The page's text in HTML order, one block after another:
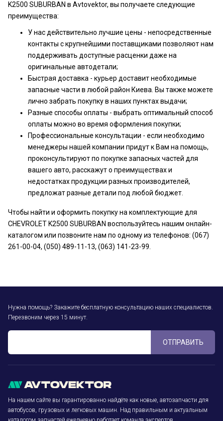
K2500 SUBURBAN в Avtovektor, вы получаете следующие
преимущества:
У нас действительно лучшие цены - непосредственные
контакты с крупнейшими поставщиками позволяют нам
поддерживать доступные расценки даже на
оригинальные автодетали;
Быстрая доставка - курьер доставит необходимые
запасные части в любой район Киева. Вы также можете
лично забрать покупку в наших пунктах выдачи;
Разные способы оплаты - выбрать оптимальный способ
оплаты можно во время оформления покупки;
Профессиональные консультации - если необходимо
менеджеры нашей компании придут к Вам на помощь,
проконсультируют по покупке запасных частей для
вашего авто, расскажут о преимуществах и
недостатках продукции разных производителей,
предложат разные детали под любой бюджет.
Чтобы найти и оформить покупку на комплектующие для
CHEVROLET K2500 SUBURBAN воспользуйтесь нашим онлайн-
каталогом или позвоните нам по одному из телефонов: (067)
261-00-04, (050) 489-11-13, (063) 141-23-99.
Нужна помощь? Закажите бесплатную консультацию наших специалистов.
Перезвоним через 15 минут.
ОТПРАВИТЬ
На нашем сайте вы гарантированно найдёте как новые, автозапчасти для
автобусов, грузовых и легковых машин. Над правильным и актуальным